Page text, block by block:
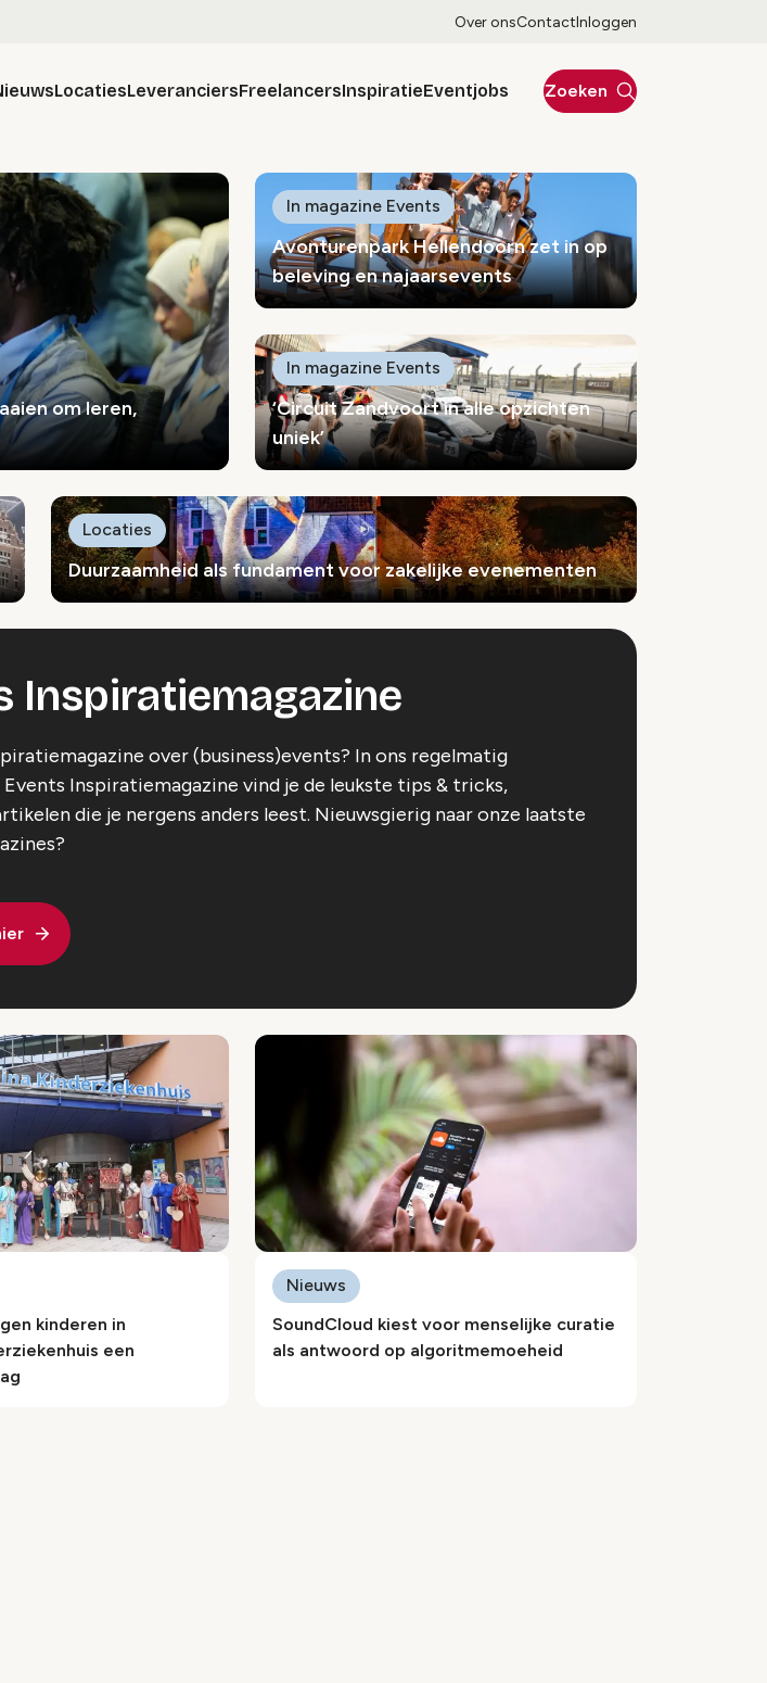
Over onsContactInloggen
LocatiesLeveranciersFreelancersInspiratieEventjobs Zoeken
om leren,
Avonturenpark Hellendoorn zet in op
beleving en najaarsevents
In magazine Events
‘Circuit Zandvoort in alle opzichten
uniek’
In magazine Events
Duurzaamheid als fundament voor zakelijke evenementen
Locaties
Inspiratiemagazine
over (business)events? In ons regelmatig
Inspiratiemagazine vind je de leukste tips & tricks,
die je nergens anders leest. Nieuwsgierig naar onze laatste
kinderen in
een
SoundCloud kiest voor menselijke curatie
als antwoord op algoritmemoeheid
Nieuws